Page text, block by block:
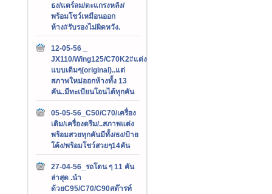
ธง/แตร์ลม/ตะแกรงหลัง/
พร้อมโชว์เหมือนออก
ห้าง#รับรองไม่ผิดหวัง.
12-05-56 _
JX110/Wing125/C70K2#แต่ง
แบบเดิมๆ(original)..แต่
สภาพใหม่ออกห้างทั้ง 13
คัน..มีทะเบียนโอนได้ทุกคัน
05-05-56_C50/C70/เครื่อง
เดิม/เครื่องดรีม/..สภาพแต่ง
พร้อมสวยทุกคันมีทั้ง/ธง/ป้าย
โค้ง/พร้อมโชว์สวยๆ14คัน
27-04-56_รถโดน ๆ 11 คัน
ล่าสุด .นำ
ด้วยC95/C70/C90สต๊ารท์